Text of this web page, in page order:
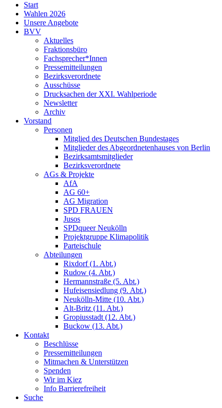
Start
Wahlen 2026
Unsere Angebote
BVV
Aktuelles
Fraktionsbüro
Fachsprecher*Innen
Pressemitteilungen
Bezirksverordnete
Ausschüsse
Drucksachen der XXI. Wahlperiode
Newsletter
Archiv
Vorstand
Personen
Mitglied des Deutschen Bundestages
Mitglieder des Abgeordnetenhauses von Berlin
Bezirksamtsmitglieder
Bezirksverordnete
AGs & Projekte
AfA
AG 60+
AG Migration
SPD FRAUEN
Jusos
SPDqueer Neukölln
Projektgruppe Klimapolitik
Parteischule
Abteilungen
Rixdorf (1. Abt.)
Rudow (4. Abt.)
Hermannstraße (5. Abt.)
Hufeisensiedlung (9. Abt.)
Neukölln-Mitte (10. Abt.)
Alt-Britz (11. Abt.)
Gropiusstadt (12. Abt.)
Buckow (13. Abt.)
Kontakt
Beschlüsse
Pressemitteilungen
Mitmachen & Unterstützen
Spenden
Wir im Kiez
Info Barrierefreiheit
Suche